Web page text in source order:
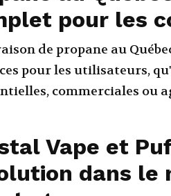
pour les
de propane au
pour les utilisateurs,
commerciales ou
Vape et
dans le